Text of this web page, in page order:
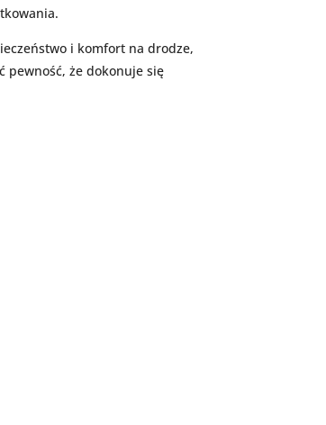
i komfort na drodze,
pewność, że dokonuje się